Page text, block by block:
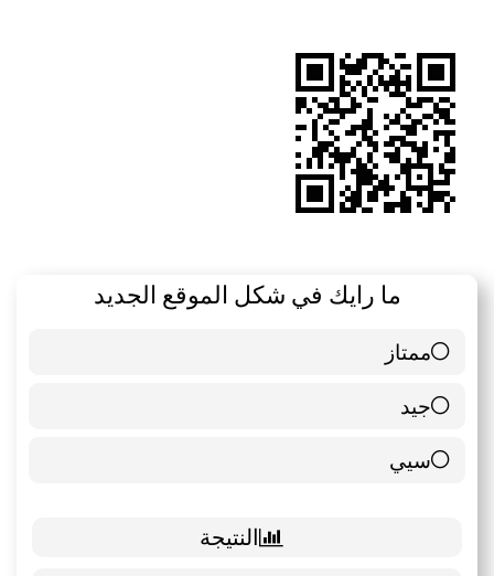
ما رايك في شكل الموقع الجديد
ممتاز
6 ( 85.71 % )
جيد
0 ( 0 % )
سيي
1 ( 14.29 % )